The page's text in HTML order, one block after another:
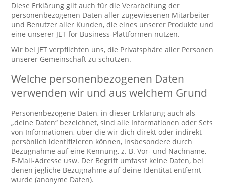
Diese Erklärung gilt auch für die Verarbeitung der
personenbezogenen Daten aller zugewiesenen Mitarbeiter
und Benutzer aller Kunden, die eines unserer Produkte und
eine unserer JET for Business-Plattformen nutzen.
Wir bei JET verpflichten uns, die Privatsphäre aller Personen
unserer Gemeinschaft zu schützen.
Welche personenbezogenen Daten
verwenden wir und aus welchem Grund
Personenbezogene Daten, in dieser Erklärung auch als
„deine Daten“ bezeichnet, sind alle Informationen oder Sets
von Informationen, über die wir dich direkt oder indirekt
persönlich identifizieren können, insbesondere durch
Bezugnahme auf eine Kennung, z. B. Vor- und Nachname,
E-Mail-Adresse usw. Der Begriff umfasst keine Daten, bei
denen jegliche Bezugnahme auf deine Identität entfernt
wurde (anonyme Daten).